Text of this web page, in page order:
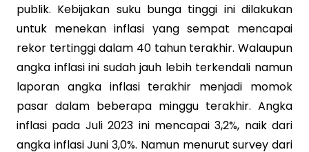
publik. Kebijakan suku bunga tinggi ini dilakukan
untuk menekan inflasi yang sempat mencapai
rekor tertinggi dalam 40 tahun terakhir. Walaupun
angka inflasi ini sudah jauh lebih terkendali namun
laporan angka inflasi terakhir menjadi momok
pasar dalam beberapa minggu terakhir. Angka
inflasi pada Juli 2023 ini mencapai 3,2%, naik dari
angka inflasi Juni 3,0%. Namun menurut survey dari